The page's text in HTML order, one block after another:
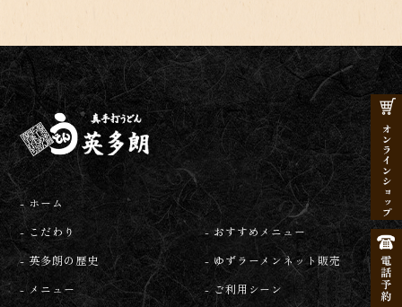
- ホーム
- こだわり
- 英多朗の歴史
- メニュー
- おすすめメニュー
- ゆずラーメンネット販売
- ご利用シーン